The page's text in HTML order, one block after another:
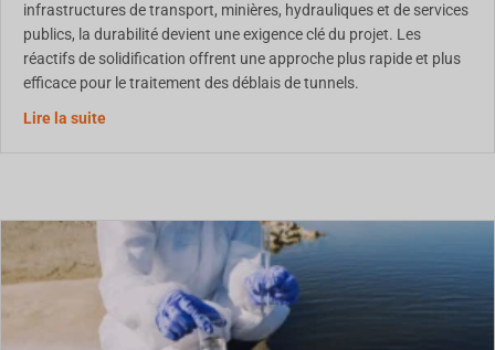
infrastructures de transport, minières, hydrauliques et de services
publics, la durabilité devient une exigence clé du projet. Les
réactifs de solidification offrent une approche plus rapide et plus
efficace pour le traitement des déblais de tunnels.
Lire la suiteÀ propos de la gestion des boues de tunnel :